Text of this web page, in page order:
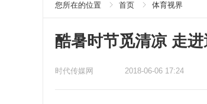
您所在的位置 首页 体育视界
酷暑时节觅清凉 走
时代传媒网 2018-06-06 17:24